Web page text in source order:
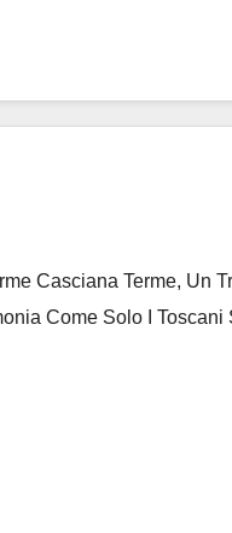
Casciana Terme, Un
Come Solo I